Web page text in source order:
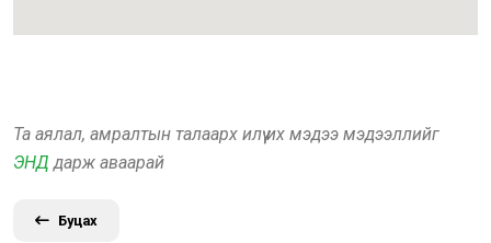
Та аялал, амралтын талаарх илүү их мэдээ мэдээллийг
ЭНД дарж аваарай
Буцах